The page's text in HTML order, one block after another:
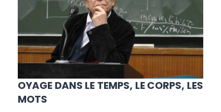
OYAGE DANS LE TEMPS, LE CORPS, LES
MOTS